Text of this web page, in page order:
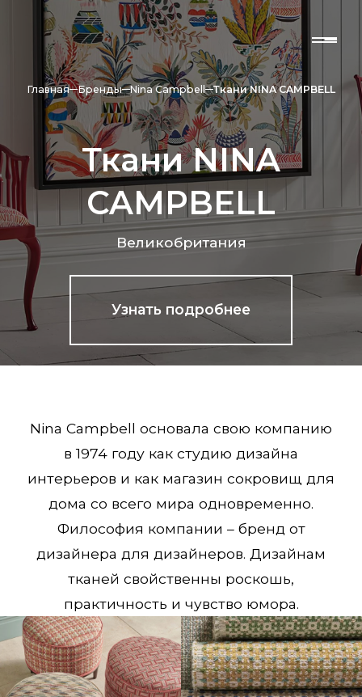
Главная Бренды Nina Campbell Ткани NINA CAMPBELL
Ткани NINA
CAMPBELL
Великобритания
Узнать подробнее
Nina Campbell основала свою компанию
в 1974 году как студию дизайна
интерьеров и как магазин сокровищ для
дома со всего мира одновременно.
Философия компании – бренд от
дизайнера для дизайнеров. Дизайнам
тканей свойственны роскошь,
практичность и чувство юмора.